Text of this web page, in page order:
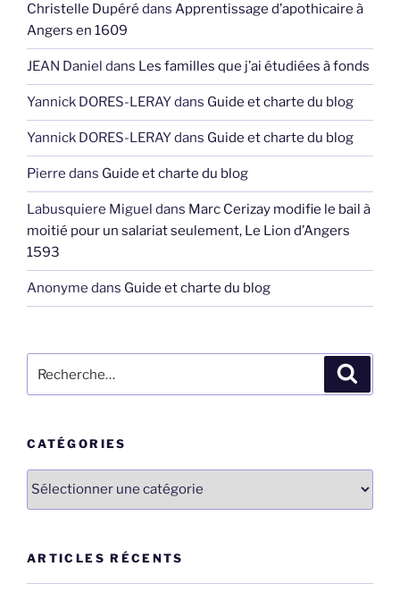
Christelle Dupéré dans Apprentissage d’apothicaire à
Angers en 1609
JEAN Daniel dans Les familles que j’ai étudiées à fonds
Yannick DORES-LERAYdans Guide et charte du blog
Yannick DORES-LERAYdans Guide et charte du blog
Pierre dans Guide et charte du blog
Labusquiere Miguel dans Marc Cerizay modifie le bail à
moitié pour un salariat seulement, Le Lion d’Angers
1593
Anonyme dans Guide et charte du blog
pour
CATÉGORIES
Catégories
ARTICLES RÉCENTS